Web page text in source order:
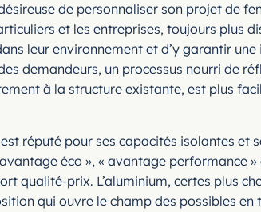
de personnaliser son projet de
et les entreprises, toujours plus
leur environnement et d’y garantir
demandeurs, un processus nourri de
à la structure existante, est plus
réputé pour ses capacités isolantes et
éco », « avantage performance
qualité-prix. L’aluminium, certes plus
qui ouvre le champ des possibles en